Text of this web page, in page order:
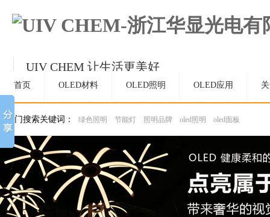
UIV CHEM 让生活更美好
持续精进，成为OLED和材料领域受人尊敬的
首页 OLED材料 OLED照明 OLED应用
热门搜索关键词： 绿色照明 节能灯 照明品牌 oled照明 oled面板